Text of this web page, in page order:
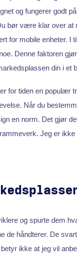
og fungerer godt
bør være klar over
for mobile enheter.
Denne faktoren
din i et
for tiden en populær
Når du
en norm. Det gjør
Jeg er
og spurte dem
de håndterer. De
ikke at jeg vil